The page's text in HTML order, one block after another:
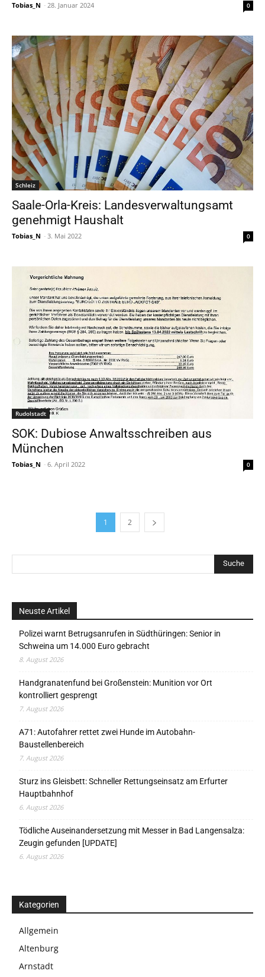
Tobias_N - 28. Januar 2024 0
Schleiz
Saale-Orla-Kreis: Landesverwaltungsamt
genehmigt Haushalt
Tobias_N - 3. Mai 2022 0
Rudolstadt
SOK: Dubiose Anwaltsschreiben aus
München
Tobias_N - 6. April 2022 0
1 2
Neuste Artikel
Polizei warnt Betrugsanrufen in Südthüringen: Senior in
Schweina um 14.000 Euro gebracht
8. August 2026
Handgranatenfund bei Großenstein: Munition vor Ort
kontrolliert gesprengt
7. August 2026
A71: Autofahrer rettet zwei Hunde im Autobahn-
Baustellenbereich
7. August 2026
Sturz ins Gleisbett: Schneller Rettungseinsatz am Erfurter
Hauptbahnhof
6. August 2026
Tödliche Auseinandersetzung mit Messer in Bad Langensalza:
Zeugin gefunden [UPDATE]
6. August 2026
Kategorien
Allgemein
Altenburg
Arnstadt